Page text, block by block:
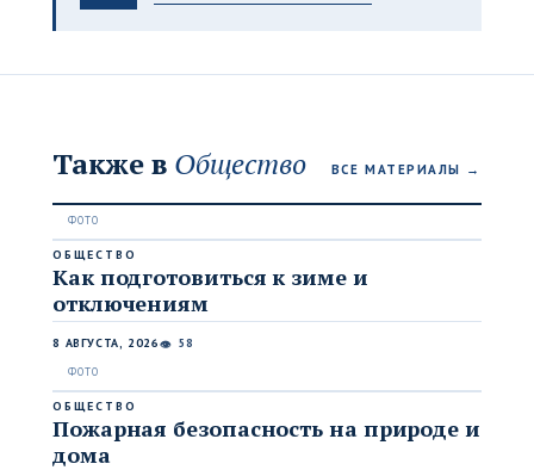
Также в Общество ВСЕ МАТЕРИАЛЫ →
ОБЩЕСТВО
Как подготовиться к зиме и
отключениям
8 АВГУСТА, 2026👁 58
ОБЩЕСТВО
Пожарная безопасность на природе и
дома